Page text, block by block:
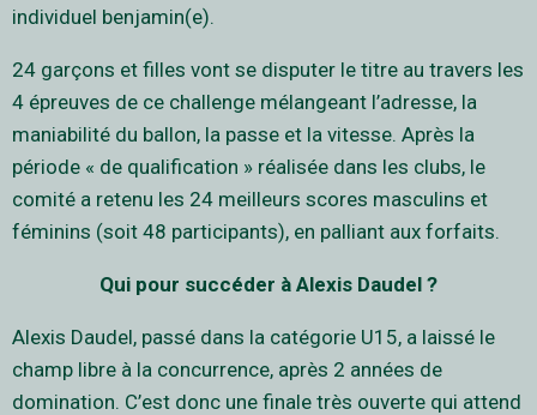
individuel benjamin(e).
24 garçons et filles vont se disputer le titre au travers les
4 épreuves de ce challenge mélangeant l’adresse, la
maniabilité du ballon, la passe et la vitesse. Après la
période « de qualification » réalisée dans les clubs, le
comité a retenu les 24 meilleurs scores masculins et
féminins (soit 48 participants), en palliant aux forfaits.
Qui pour succéder à Alexis Daudel ?
Alexis Daudel, passé dans la catégorie U15, a laissé le
champ libre à la concurrence, après 2 années de
domination. C’est donc une finale très ouverte qui attend